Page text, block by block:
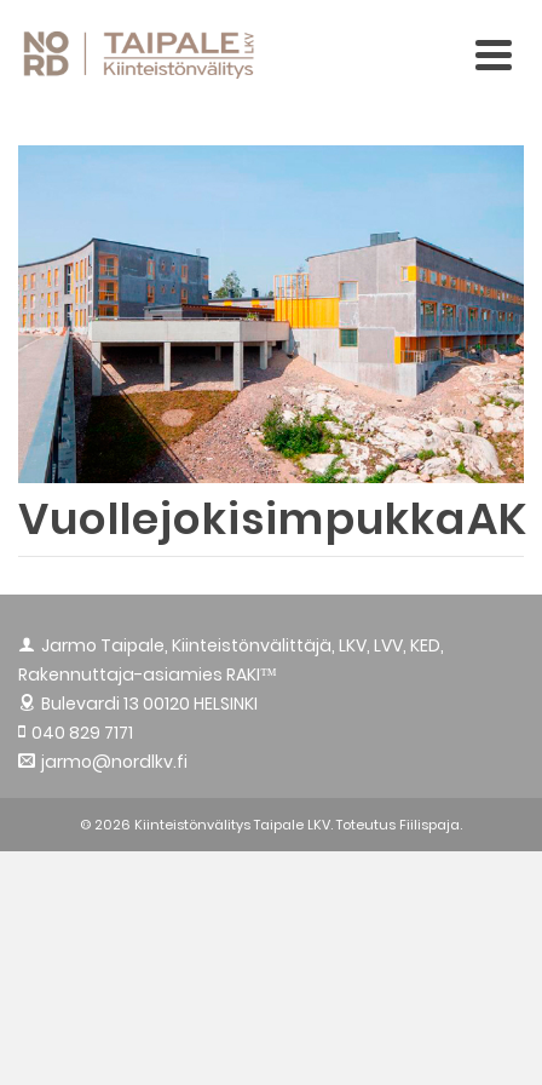
VuollejokisimpukkaAK
Jarmo Taipale, Kiinteistönvälittäjä, LKV, LVV, KED,
Rakennuttaja-asiamies RAKI™
Bulevardi 13 00120 HELSINKI
040 829 7171
jarmo@nordlkv.fi
© 2026 Kiinteistönvälitys Taipale LKV. Toteutus Fiilispaja.